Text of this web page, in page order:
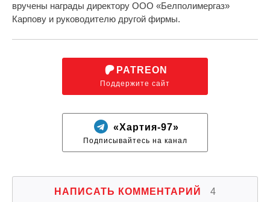
вручены награды директору ООО «Белполимергаз»
Карпову и руководителю другой фирмы.
PATREON
Поддержите сайт
«Хартия-97»
Подписывайтесь на канал
НАПИСАТЬ КОММЕНТАРИЙ 4